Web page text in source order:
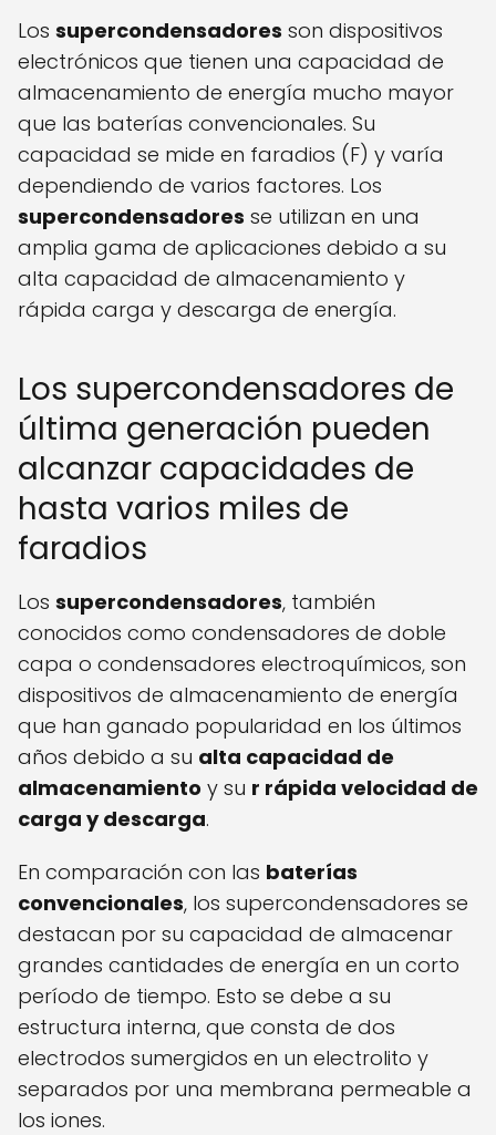
Los supercondensadores son dispositivos
electrónicos que tienen una capacidad de
almacenamiento de energía mucho mayor
que las baterías convencionales. Su
capacidad se mide en faradios (F) y varía
dependiendo de varios factores. Los
supercondensadores se utilizan en una
amplia gama de aplicaciones debido a su
alta capacidad de almacenamiento y
rápida carga y descarga de energía.
Los supercondensadores de
última generación pueden
alcanzar capacidades de
hasta varios miles de
faradios
Los supercondensadores, también
conocidos como condensadores de doble
capa o condensadores electroquímicos, son
dispositivos de almacenamiento de energía
que han ganado popularidad en los últimos
años debido a su alta capacidad de
almacenamiento y su r rápida velocidad de
carga y descarga.
En comparación con las baterías
convencionales, los supercondensadores se
destacan por su capacidad de almacenar
grandes cantidades de energía en un corto
período de tiempo. Esto se debe a su
estructura interna, que consta de dos
electrodos sumergidos en un electrolito y
separados por una membrana permeable a
los iones.